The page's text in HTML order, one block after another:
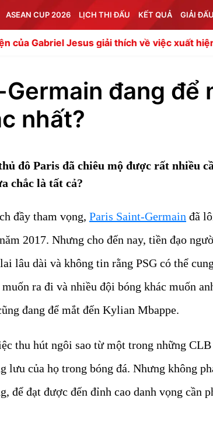
ASEAN CUP 2026 LỊCH THI ĐẤU KẾT QUẢ GIẢI ĐẤU
giải thích về việc xuất hiện ở Napoli
đang để
nhất?
đô Paris đã chiêu mộ được rất nhiều
chắc là tất cả?
đầy tham vọng, Paris Saint-Germain đã
2017. Nhưng cho đến nay, tiền đạo
lâu dài và không tin rằng PSG có thể
ra đi và nhiều đội bóng khác muốn
đang để mắt đến Kylian Mbappe.
thu hút ngôi sao từ một trong những
lưu của họ trong bóng đá. Nhưng không
để đạt được đến đỉnh cao danh vọng cần